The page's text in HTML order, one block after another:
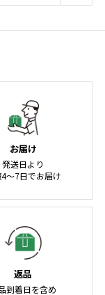
お届け
発送日より
～7日でお届け
返品
到着日を含め